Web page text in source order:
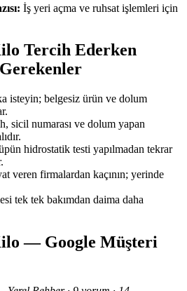
İş yeri açma ve ruhsat işlemleri için
Tercih Ederken
isteyin; belgesiz ürün ve dolum
sicil numarası ve dolum yapan
hidrostatik testi yapılmadan tekrar
veren firmalardan kaçının; yerinde
tek tek bakımdan daima daha
— Google Müşteri